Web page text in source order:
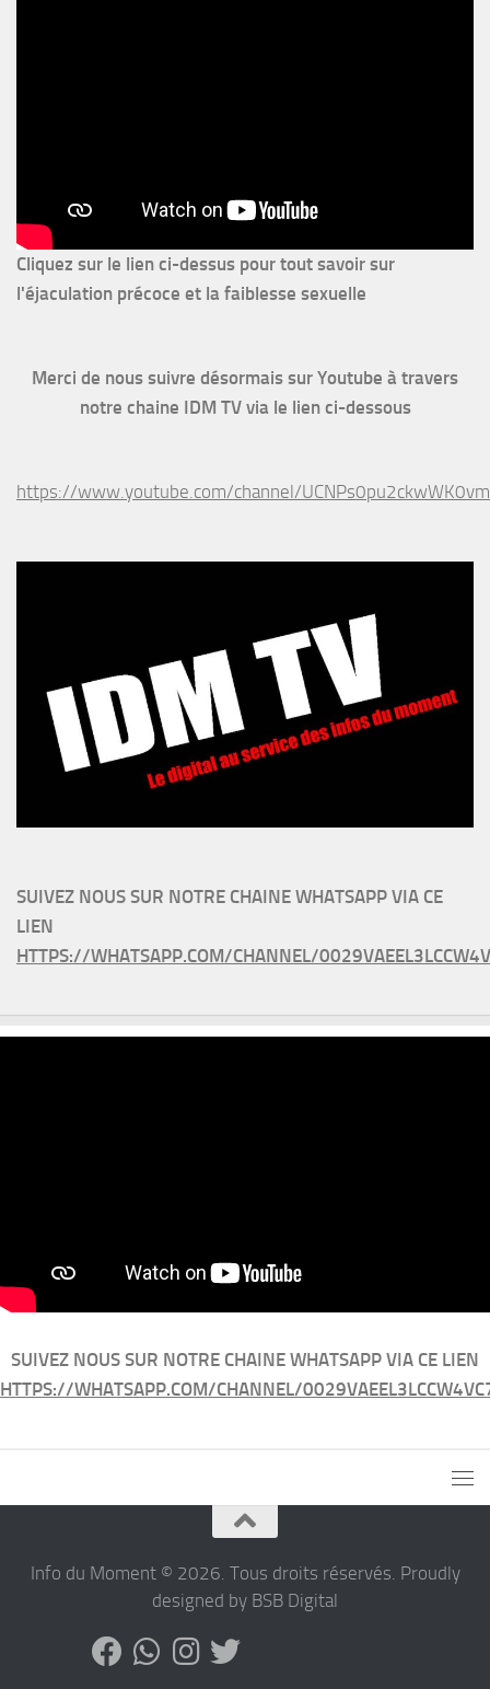
Cliquez sur le lien ci-dessus pour tout savoir sur
l'éjaculation précoce et la faiblesse sexuelle
Merci de nous suivre désormais sur Youtube à travers
notre chaine IDM TV via le lien ci-dessous
https://www.youtube.com/channel/
SUIVEZ NOUS SUR NOTRE CHAINE WHATSAPP VIA CE
LIEN
HTTPS://WHATSAPP.COM/CHANNEL/
SUIVEZ NOUS SUR NOTRE CHAINE WHATSAPP VIA CE LIEN
HTTPS://WHATSAPP.COM/CHANNEL/
Info du Moment © 2026. Tous droits réservés. Proudly
designed by BSB Digital